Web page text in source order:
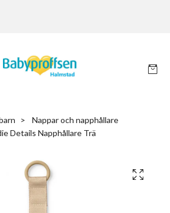
Nappar och napphållare
Details Napphållare Trä